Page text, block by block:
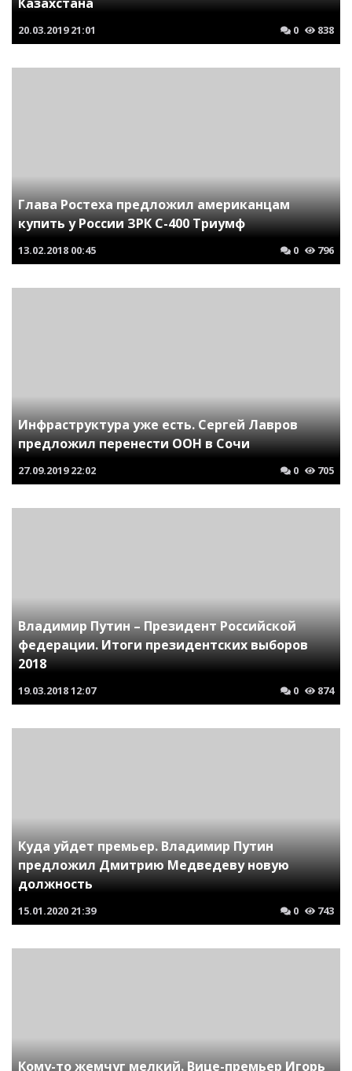
20.03.2019 21:01 0 838
Глава Ростеха предложил американцам
купить у России ЗРК С-400 Триумф
13.02.2018 00:45 0 796
Инфраструктура уже есть. Сергей Лавров
предложил перенести ООН в Сочи
27.09.2019 22:02 0 705
Владимир Путин – Президент Российской
федерации. Итоги президентских выборов
2018
19.03.201812:07 0 874
Куда уйдет премьер. Владимир Путин
предложил Дмитрию Медведеву новую
должность
15.01.2020 21:39 0 743
Кому-то жемчуг мелкий. Вице-премьер Игорь